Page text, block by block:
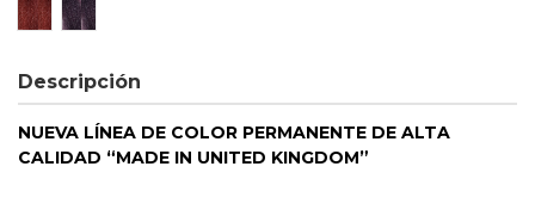
Corrector Rojizo
Corrector Violeta
Descripción
NUEVA LÍNEA DE COLOR PERMANENTE DE ALTA
CALIDAD “MADE IN UNITED KINGDOM”